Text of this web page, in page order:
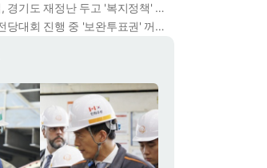
경기지사 추미애, 경기도 재정난 두고 '복지정책' 탓하는 시선에 정면 반박 : "고령자와 아이 인구 급증"
민주당 친석계, 전당대회 진행 중 '보완투표권' 꺼냈다 : '사후 투표 허용' 무리수에 정청래 "투표 쿠데타"